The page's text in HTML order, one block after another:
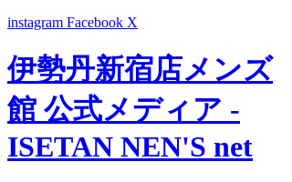
instagram Facebook X
伊勢丹新宿店メンズ
館 公式メディア -
ISETAN NEN'S net